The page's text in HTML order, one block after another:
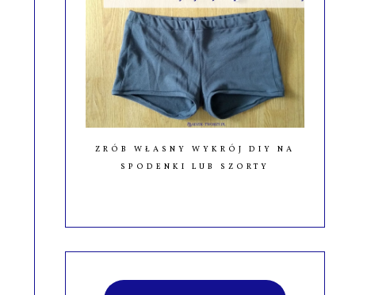
ZRÓB WŁASNY WYKRÓJ DIY NA
SPODENKI LUB SZORTY